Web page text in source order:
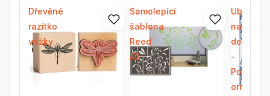
Dřevěné
razítko
vážky
Samolepící
šablona
Reed
A3
Ubrousky
na
dekupáž
-